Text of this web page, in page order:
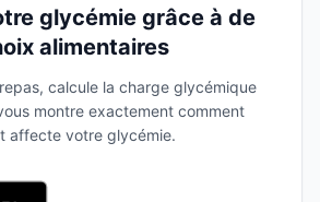
glycémie grâce à de
alimentaires
calcule la charge glycémique
montre exactement comment
affecte votre glycémie.